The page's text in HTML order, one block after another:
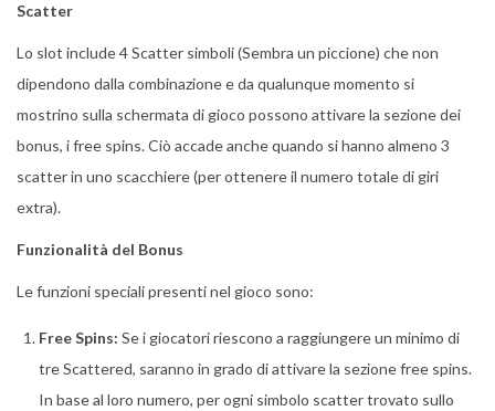
Scatter
Lo slot include 4 Scatter simboli (Sembra un piccione) che non
dipendono dalla combinazione e da qualunque momento si
mostrino sulla schermata di gioco possono attivare la sezione dei
bonus, i free spins. Ciò accade anche quando si hanno almeno 3
scatter in uno scacchiere (per ottenere il numero totale di giri
extra).
Funzionalità del Bonus
Le funzioni speciali presenti nel gioco sono:
Free Spins: Se i giocatori riescono a raggiungere un minimo di
tre Scattered, saranno in grado di attivare la sezione free spins.
In base al loro numero, per ogni simbolo scatter trovato sullo